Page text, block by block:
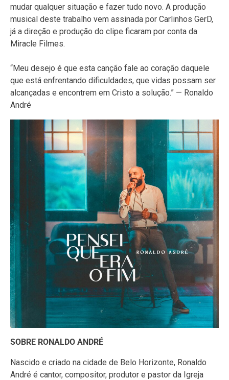
mudar qualquer situação e fazer tudo novo. A produção
musical deste trabalho vem assinada por Carlinhos GerD,
já a direção e produção do clipe ficaram por conta da
Miracle Filmes.
“Meu desejo é que esta canção fale ao coração daquele
que está enfrentando dificuldades, que vidas possam ser
alcançadas e encontrem em Cristo a solução.” — Ronaldo
André
SOBRE RONALDO ANDRÉ
Nascido e criado na cidade de Belo Horizonte, Ronaldo
André é cantor, compositor, produtor e pastor da Igreja